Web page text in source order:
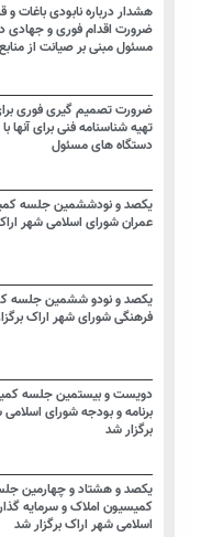
هشدار درباره نابودی باغات و
ضرورت اقدام فوری و جهادی
مسئول مبنی بر صیانت از
ضرورت تصمیم گیری فوری
تهیه شناسنامه فنی برای آنها
دستگاه های مسئول
یکصد و نودششمین جلسه
عمران شورای اسلامی شهر
یکصد و نودو ششمین جلسه
فرهنگی شورای شهر اراک
دویست و بیستمین جلسه
برنامه و بودجه شورای
برگزار شد
یکصد و هشتاد و چهارمین
کمیسیون املاک و سرمایه
اسلامی شهر اراک برگزار شد